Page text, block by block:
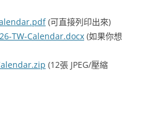
(可直接列印出來)
TW-Calendar.docx (如果你想
(12張 JPEG/壓縮